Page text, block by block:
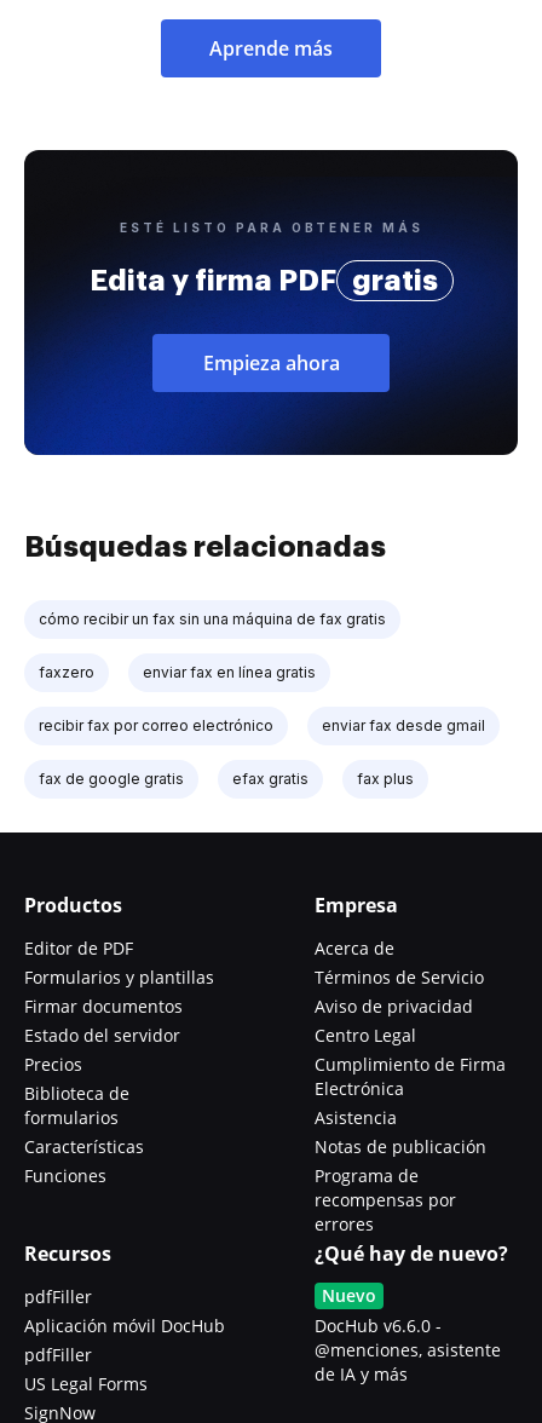
Aprende más
ESTÉ LISTO PARA OBTENER MÁS
Edita y firma PDF gratis
Empieza ahora
Búsquedas relacionadas
cómo recibir un fax sin una máquina de fax gratis
faxzero enviar fax en línea gratis
recibir fax por correo electrónico enviar fax desde gmail
fax de google gratis efax gratis fax plus
Productos
Editor de PDF
Formularios y plantillas
Firmar documentos
Estado del servidor
Precios
Biblioteca de
formularios
Características
Funciones
Empresa
Acerca de
Términos de Servicio
Aviso de privacidad
Centro Legal
Cumplimiento de Firma
Electrónica
Asistencia
Notas de publicación
Programa de
recompensas por
errores
Recursos
pdfFiller
Aplicación móvil DocHub
pdfFiller
US Legal Forms
SignNow
¿Qué hay de nuevo?
Nuevo
DocHub v6.6.0 -
@menciones, asistente
de IA y más